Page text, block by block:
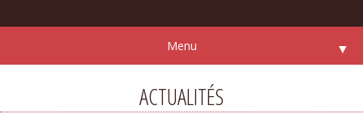
Menu ▼
ACTUALITÉS